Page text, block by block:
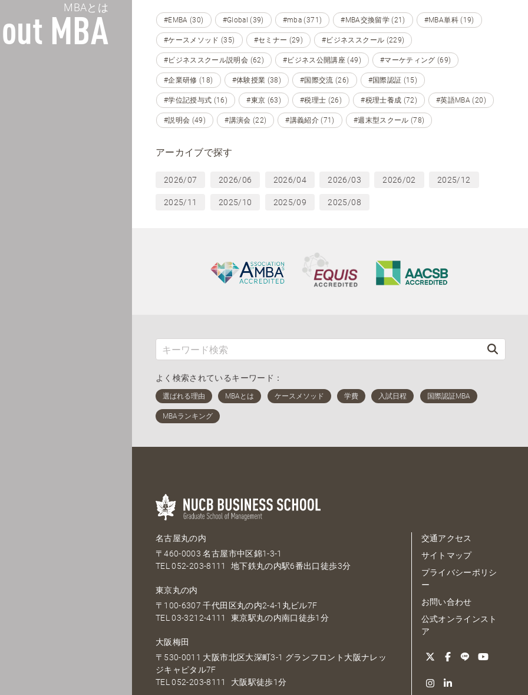
MBAとは
MBA #EMBA (30) #Global (39) #mba (371) #MBA交換留学 (21) #MBA単科 (19)
#ケースメソッド (35) #セミナー (29) #ビジネススクール (229)
#ビジネススクール説明会 (62) #ビジネス公開講座 (49) #マーケティング (69)
#企業研修 (18) #体験授業 (38) #国際交流 (26) #国際認証 (15)
#学位記授与式 (16) #東京 (63) #税理士 (26) #税理士養成 (72) #英語MBA (20)
#説明会 (49) #講演会 (22) #講義紹介 (71) #週末型スクール (78)
アーカイブで探す
2026/07 2026/06 2026/04 2026/03 2026/02 2025/12
2025/11 2025/10 2025/09 2025/08
よく検索されているキーワード：
名古屋丸の内
〒460-0003 名古屋市中区錦1-3-1
TEL052-203-8111 地下鉄丸の内駅6番出口徒歩3分
東京丸の内
〒100-6307 千代田区丸の内2-4-1丸ビル7F
TEL03-3212-4111 東京駅丸の内南口徒歩1分
大阪梅田
〒530-0011 大阪市北区大深町3-1 グランフロント大阪ナレッ
ジキャピタル7F
TEL052-203-8111 大阪駅徒歩1分
交通アクセス
サイトマップ
プライバシーポリシ
ー
お問い合わせ
公式オンラインスト
ア